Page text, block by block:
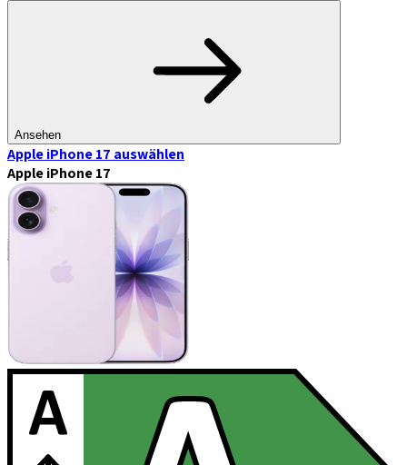
Ansehen
Apple iPhone 17 auswählen
Apple iPhone 17